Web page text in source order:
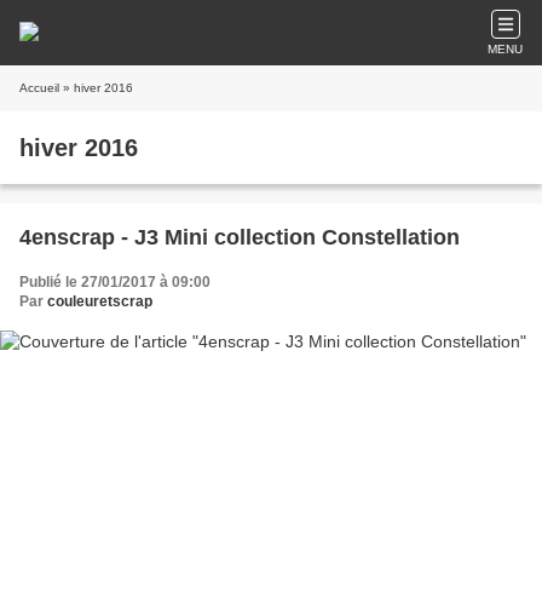
MENU
Accueil » hiver 2016
hiver 2016
4enscrap - J3 Mini collection Constellation
Publié le 27/01/2017 à 09:00
Par couleuretscrap